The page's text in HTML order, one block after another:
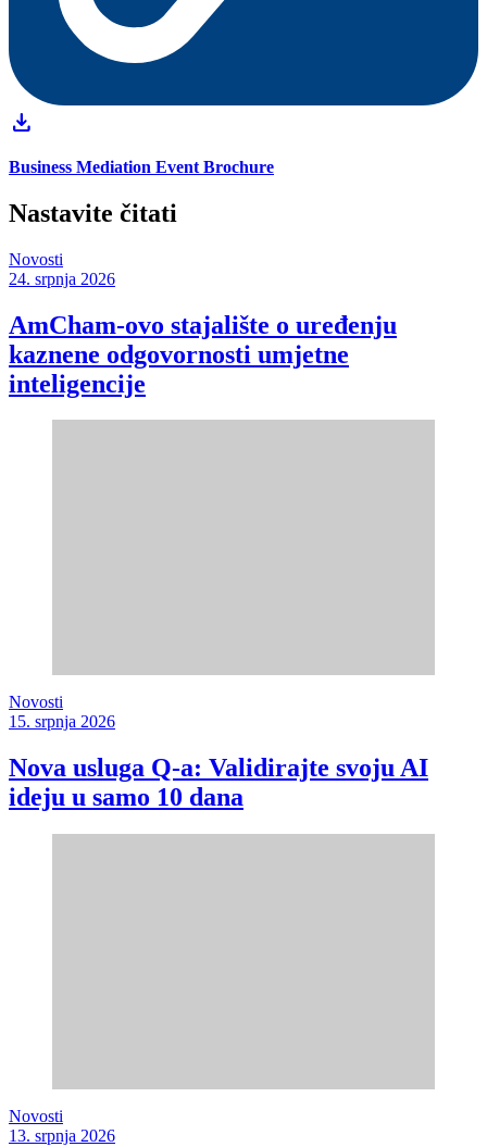
download
Business Mediation Event Brochure
Nastavite čitati
Novosti
24. srpnja 2026
AmCham-ovo stajalište o uređenju
kaznene odgovornosti umjetne
inteligencije
Novosti
15. srpnja 2026
Nova usluga Q-a: Validirajte svoju AI
ideju u samo 10 dana
Novosti
13. srpnja 2026